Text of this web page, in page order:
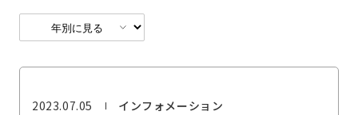
2023.07.05 インフォメーション